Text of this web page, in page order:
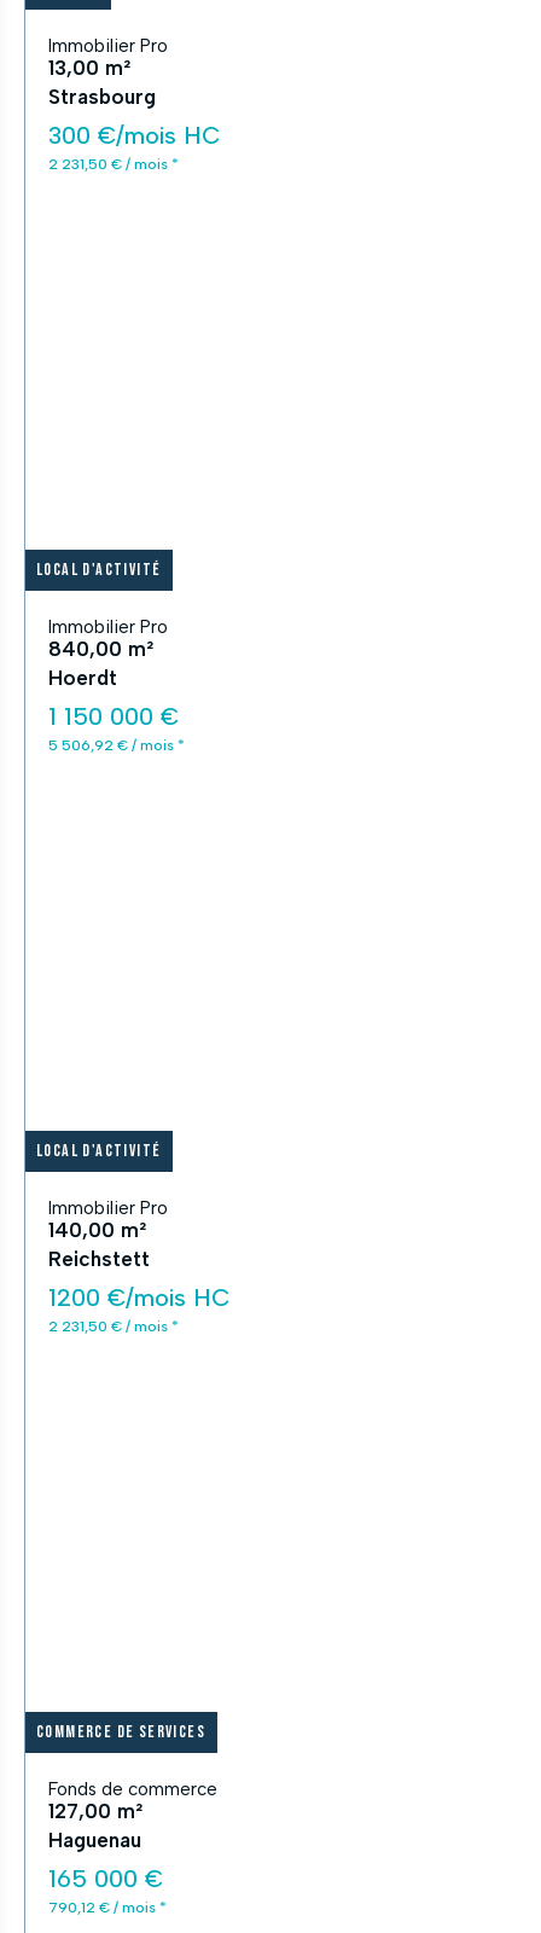
Immobilier Pro
13,00 m²
Strasbourg
300 €/mois HC
2 231,50 € / mois *
Local d'activité
Immobilier Pro
840,00 m²
Hoerdt
1 150 000 €
5 506,92 € / mois *
Local d'activité
Immobilier Pro
140,00 m²
Reichstett
1200 €/mois HC
2 231,50 € / mois *
Commerce de services
Fonds de commerce
127,00 m²
Haguenau
165 000 €
790,12 € / mois *